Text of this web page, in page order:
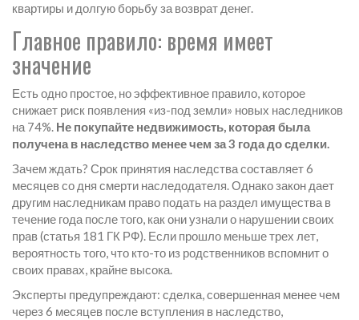
квартиры и долгую борьбу за возврат денег.
Главное правило: время имеет
значение
Есть одно простое, но эффективное правило, которое
снижает риск появления «из-под земли» новых наследников
на 74%. Не покупайте недвижимость, которая была
получена в наследство менее чем за 3 года до сделки.
Зачем ждать? Срок принятия наследства составляет 6
месяцев со дня смерти наследодателя. Однако закон дает
другим наследникам право подать на раздел имущества в
течение года после того, как они узнали о нарушении своих
прав (статья 181 ГК РФ). Если прошло меньше трех лет,
вероятность того, что кто-то из родственников вспомнит о
своих правах, крайне высока.
Эксперты предупреждают: сделка, совершенная менее чем
через 6 месяцев после вступления в наследство,